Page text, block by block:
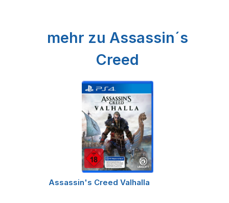
Produktgalerie überspringen
mehr zu Assassin´s
Creed
Assassin's Creed Valhalla